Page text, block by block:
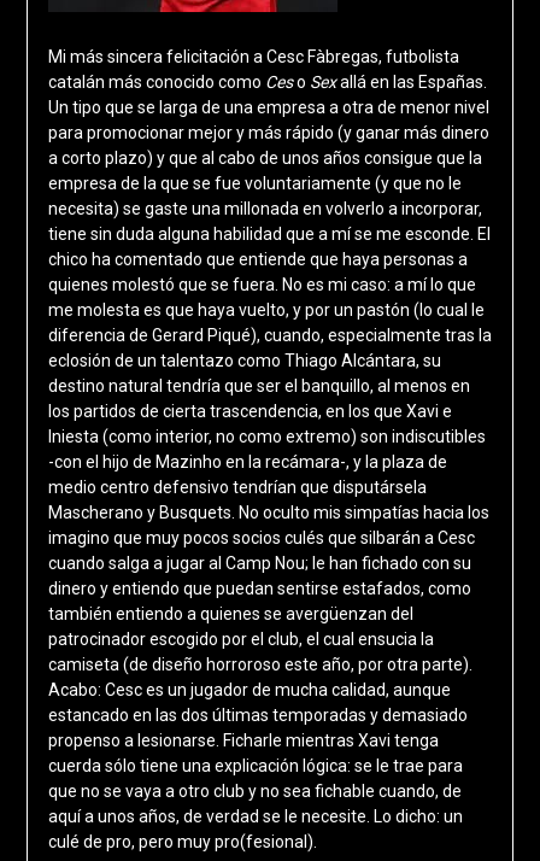
Mi más sincera felicitación a Cesc Fàbregas, futbolista
catalán más conocido como Ceso Sexallá en las Españas.
Un tipo que se larga de una empresa a otra de menor nivel
para promocionar mejor y más rápido (y ganar más dinero
a corto plazo) y que al cabo de unos años consigue que la
empresa de la que se fue voluntariamente (y que no le
necesita) se gaste una millonada en volverlo a incorporar,
tiene sin duda alguna habilidad que a mí se me esconde. El
chico ha comentado que entiende que haya personas a
quienes molestó que se fuera. No es mi caso: a mí lo que
me molesta es que haya vuelto, y por un pastón (lo cual le
diferencia de Gerard Piqué), cuando, especialmente tras la
eclosión de un talentazo como Thiago Alcántara, su
destino natural tendría que ser el banquillo, al menos en
los partidos de cierta trascendencia, en los que Xavi e
Iniesta (como interior, no como extremo) son indiscutibles
-con el hijo de Mazinho en la recámara-, y la plaza de
medio centro defensivo tendrían que disputársela
Mascherano y Busquets. No oculto mis simpatías hacia los
imagino que muy pocos socios culés que silbarán a Cesc
cuando salga a jugar al Camp Nou; le han fichado con su
dinero y entiendo que puedan sentirse estafados, como
también entiendo a quienes se avergüenzan del
patrocinador escogido por el club, el cual ensucia la
camiseta (de diseño horroroso este año, por otra parte).
Acabo: Cesc es un jugador de mucha calidad, aunque
estancado en las dos últimas temporadas y demasiado
propenso a lesionarse. Ficharle mientras Xavi tenga
cuerda sólo tiene una explicación lógica: se le trae para
que no se vaya a otro club y no sea fichable cuando, de
aquí a unos años, de verdad se le necesite. Lo dicho: un
culé de pro, pero muy pro(fesional).